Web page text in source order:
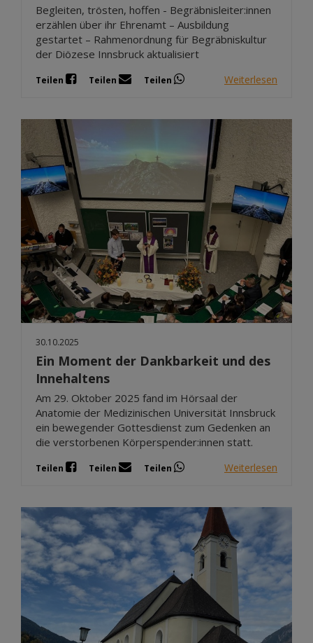
Begleiten, trösten, hoffen - Begräbnisleiter:innen
erzählen über ihr Ehrenamt – Ausbildung
gestartet – Rahmenordnung für Begräbniskultur
der Diözese Innsbruck aktualisiert
Teilen Teilen Teilen Weiterlesen
30.10.2025
Ein Moment der Dankbarkeit und des
Innehaltens
Am 29. Oktober 2025 fand im Hörsaal der
Anatomie der Medizinischen Universität Innsbruck
ein bewegender Gottesdienst zum Gedenken an
die verstorbenen Körperspender:innen statt.
Teilen Teilen Teilen Weiterlesen